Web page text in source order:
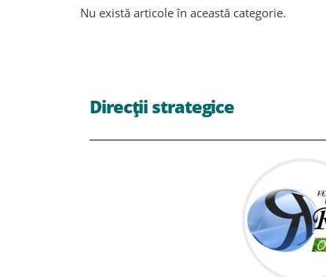
Nu există articole în această categorie.
Direcții strategice